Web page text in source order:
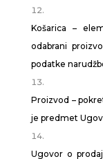
Košarica –
odabrani
podatke
Proizvod –
je predmet
Ugovor o